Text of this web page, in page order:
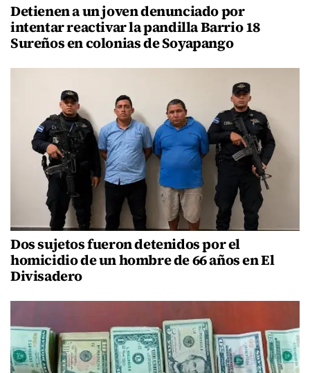
Detienen a un joven denunciado por
intentar reactivar la pandilla Barrio 18
Sureños en colonias de Soyapango
Dos sujetos fueron detenidos por el
homicidio de un hombre de 66 años en El
Divisadero